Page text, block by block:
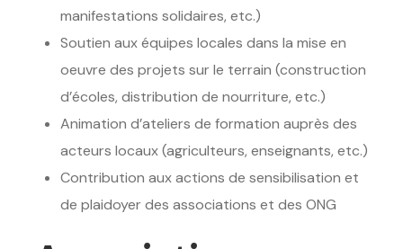
manifestations solidaires, etc.)
Soutien aux équipes locales dans la mise en
oeuvre des projets sur le terrain (construction
d’écoles, distribution de nourriture, etc.)
Animation d’ateliers de formation auprès des
acteurs locaux (agriculteurs, enseignants, etc.)
Contribution aux actions de sensibilisation et
de plaidoyer des associations et des ONG